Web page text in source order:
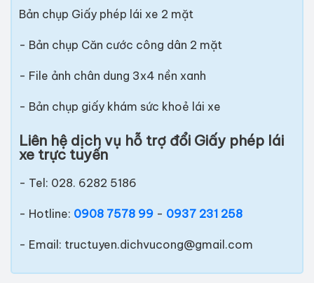
Bản chụp Giấy phép lái xe 2 mặt
- Bản chụp Căn cước công dân 2 mặt
- File ảnh chân dung 3x4 nền xanh
- Bản chụp giấy khám sức khoẻ lái xe
Liên hệ dịch vụ hỗ trợ đổi Giấy phép lái
xe trực tuyến
- Tel: 028. 6282 5186
- Hotline: 0908 7578 99 - 0937 231 258
- Email: tructuyen.dichvucong@gmail.com